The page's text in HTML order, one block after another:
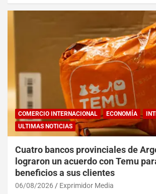
COMERCIO INTERNACIONAL ECONOMÍA
ULTIMAS NOTICIAS
Cuatro bancos provinciales de
lograron un acuerdo con Temu
beneficios a sus clientes
06/08/2026 Exprimidor Media